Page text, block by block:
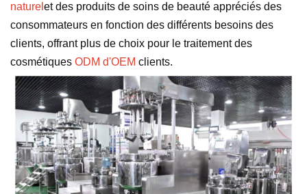
naturel et des produits de soins de beauté appréciés des
consommateurs en fonction des différents besoins des
clients, offrant plus de choix pour le traitement des
cosmétiques ODM d'OEM clients.